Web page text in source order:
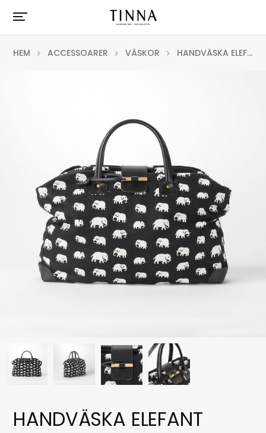
HEM ACCESSOARER VÄSKOR HANDVÄSKA ELEFANT
HANDVÄSKA ELEFANT